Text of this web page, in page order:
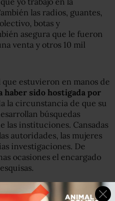
las radios, guantes,
botas y
asegura que le fueron
venta y otros 10 mil
estuvieron en manos de
haber sido hostigada por
la circunstancia de que su
búsquedas
las instituciones. Cansadas
autoridades, las mujeres
investigaciones. De
ocasiones el encargado
difícil para la búsqueda de